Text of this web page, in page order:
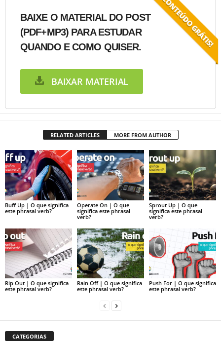
BAIXE O MATERIAL DO POST
(PDF+MP3) PARA ESTUDAR
QUANDO E COMO QUISER.
BAIXAR MATERIAL
RELATED ARTICLES MORE FROM AUTHOR
Buff Up | O que significa
este phrasal verb?
Operate On | O que
significa este phrasal
verb?
Sprout Up | O que
significa este phrasal
verb?
Rip Out | O que significa
este phrasal verb?
Rain Off | O que significa
este phrasal verb?
Push For | O que significa
este phrasal verb?
CATEGORIAS